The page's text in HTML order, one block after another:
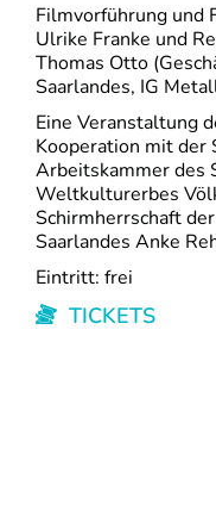
Filmvorführung und
Ulrike Franke und
Thomas Otto
Saarlandes, IG
Eine Veranstaltung
Kooperation mit der
Arbeitskammer des
Weltkulturerbes
Schirmherrschaft
Saarlandes Anke
Eintritt: frei
TICKETS